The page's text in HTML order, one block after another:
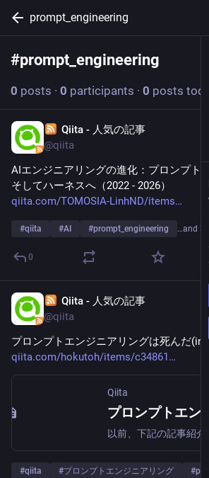
prompt_engineering
#prompt_engineering
0 posts · 0 participants · 0 posts today
Qiita - 人気の記事
@qiita
AIエンジニアリングの進化：プロンプト
そしてハーネスへ（2022 - 2026）
qiita.com/TOMOSIA-LinhND/items
#qiita #AI #prompt_engineering …and 3
0
Qiita - 人気の記事
@qiita
プロンプトエンジニアリングは死んだ(in
qiita.com/hokutoh/items/c34861
Qiita
#qiita #プロンプトエンジニアリング #